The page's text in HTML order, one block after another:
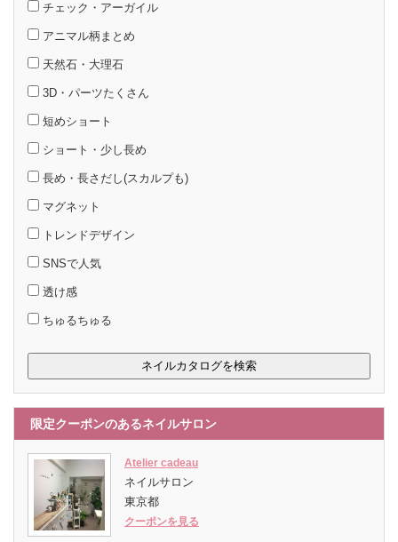
チェック・アーガイル
アニマル柄まとめ
天然石・大理石
3D・パーツたくさん
短めショート
ショート・少し長め
長め・長さだし(スカルプも)
マグネット
トレンドデザイン
SNSで人気
透け感
ちゅるちゅる
限定クーポンのあるネイルサロン
Atelier cadeau
ネイルサロン
東京都
クーポンを見る